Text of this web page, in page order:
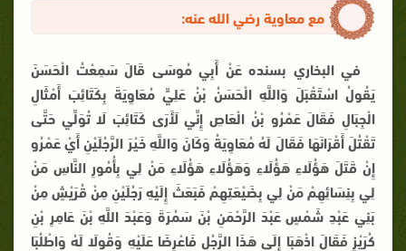
مع معاوية رضي الله عنه:
في البخاري بسنده عَنْ أَبِي مُوسَى قَالَ سَمِعْتُ الْحَسَنَ
يَقُولُ اسْتَقْبَلَ وَاللَّهِ الْحَسَنُ بْنُ عَلِيٍّ مُعَاوِيَةَ بِكَتَائِبَ أَمْثَالِ
الْجِبَالِ فَقَالَ عَمْرُو بْنُ الْعَاصِ إِنِّي لَأَرَى كَتَائِبَ لَا تُوَلِّي حَتَّى
تَقْتُلَ أَقْرَانَهَا فَقَالَ لَهُ مُعَاوِيَةُ وَكَانَ وَاللَّهِ خَيْرَ الرَّجُلَيْنِ أَيْ عَمْرُو
إِنْ قَتَلَ هَؤُلَاءِ هَؤُلَاءِ وَهَؤُلَاءِ هَؤُلَاءِ مَنْ لِي بِأُمُورِ النَّاسِ مَنْ
لِي بِنِسَائِهِمْ مَنْ لِي بِضَيْعَتِهِمْ فَبَعَثَ إِلَيْهِ رَجُلَيْنِ مِنْ قُرَيْشٍ مِنْ
بَنِي عَبْدِ شَمْسٍ عَبْدَ الرَّحْمَنِ بْنَ سَمُرَةَ وَعَبْدَ اللَّهِ بْنَ عَامِرِ بْنِ
كُرَيْزٍ فَقَالَ اذْهَبَا إِلَى هَذَا الرَّجُلِ فَاعْرِضَا عَلَيْهِ وَقُولَا لَهُ وَاطْلُبَا